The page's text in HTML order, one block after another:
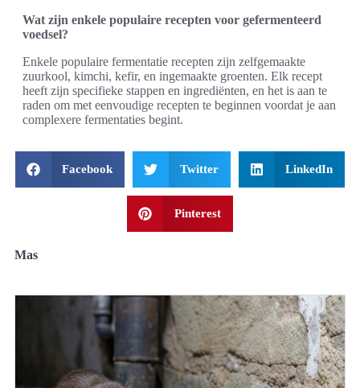
Wat zijn enkele populaire recepten voor gefermenteerd
voedsel?
Enkele populaire fermentatie recepten zijn zelfgemaakte
zuurkool, kimchi, kefir, en ingemaakte groenten. Elk recept
heeft zijn specifieke stappen en ingrediënten, en het is aan te
raden om met eenvoudige recepten te beginnen voordat je aan
complexere fermentaties begint.
Facebook Twitter LinkedIn
Pinterest
Mas